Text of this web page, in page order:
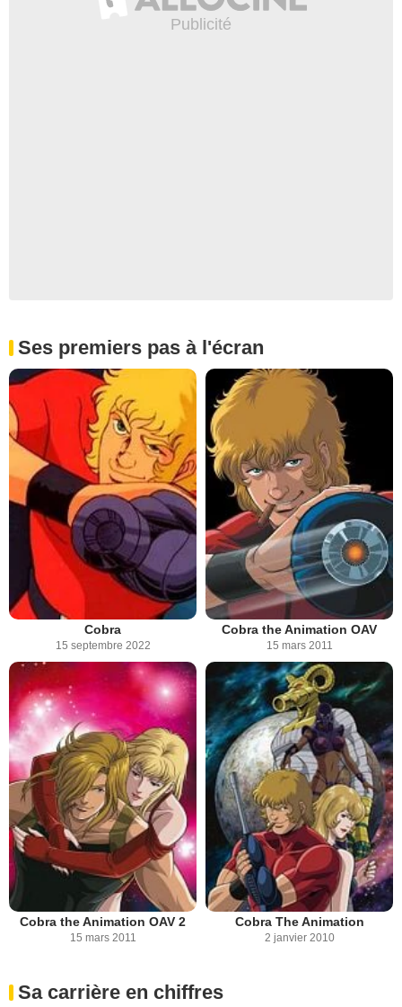
Ses premiers pas à l'écran
Cobra
15 septembre 2022
Cobra the Animation OAV
15 mars 2011
Cobra the Animation OAV 2
15 mars 2011
Cobra The Animation
2 janvier 2010
Sa carrière en chiffres